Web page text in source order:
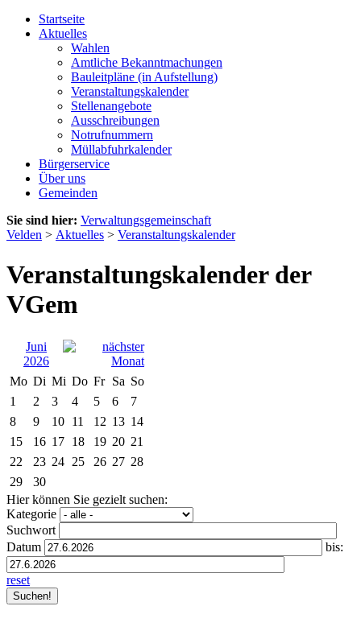
Startseite
Aktuelles
Wahlen
Amtliche Bekanntmachungen
Bauleitpläne (in Aufstellung)
Veranstaltungskalender
Stellenangebote
Ausschreibungen
Notrufnummern
Müllabfuhrkalender
Bürgerservice
Über uns
Gemeinden
Sie sind hier: Verwaltungsgemeinschaft
Velden > Aktuelles > Veranstaltungskalender
Veranstaltungskalender der
VGem
Juni
2026
Mo Di Mi Do Fr Sa So
1
2 3 4 5 6
7
8
9 10 11 12 13 14
15
16 17 18 19 20 21
22
23 24 25 26 27 28
29
30
Hier können Sie gezielt suchen:
Kategorie
Suchwort
Datum
bis:
reset